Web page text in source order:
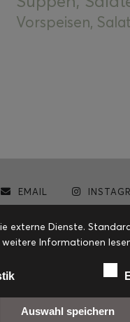
Vorspeisen,
EMAIL
externe Dienste.
Informationen
Auswahl speichern